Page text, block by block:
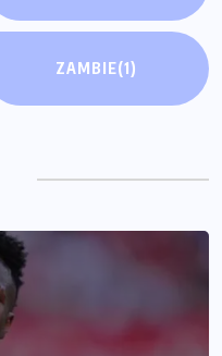
ZAMBIE(1)